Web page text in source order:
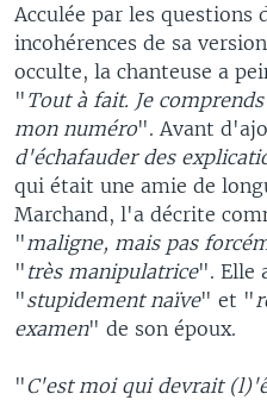
Acculée par les questions
incohérences de sa
occulte, la chanteuse a
" Tout à fait. Je
mon numéro". Avant
d'échafauder des
qui était une amie de
Marchand, l'a décrite
" maligne, mais pas
" très manipulatrice". Elle
"stupidement naïve" et "
examen" de son époux.
"C'est moi qui devrait